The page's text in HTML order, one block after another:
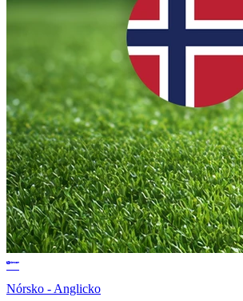
Nórsko - Anglicko